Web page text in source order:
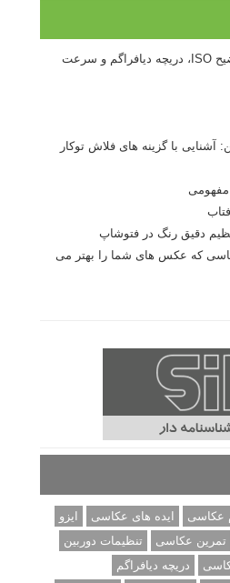
درک نوردهی – همراه با توضیح ISO، دریچه دیافراگم و سرعت
آشنایی با گزینه های فلاش توکار
که عکس های شما را بهتر می
عکاسی ایده های عکاسی
ایزو
تمرین عکاسی
تنظیمات دوربین
دریچه دیافراگم